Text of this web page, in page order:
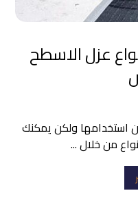
عزل الاسطح
استخدامها ولكن يمكنك
من خلال ...